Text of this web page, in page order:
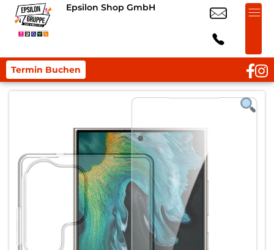
Epsilon Shop GmbH
Termin Buchen